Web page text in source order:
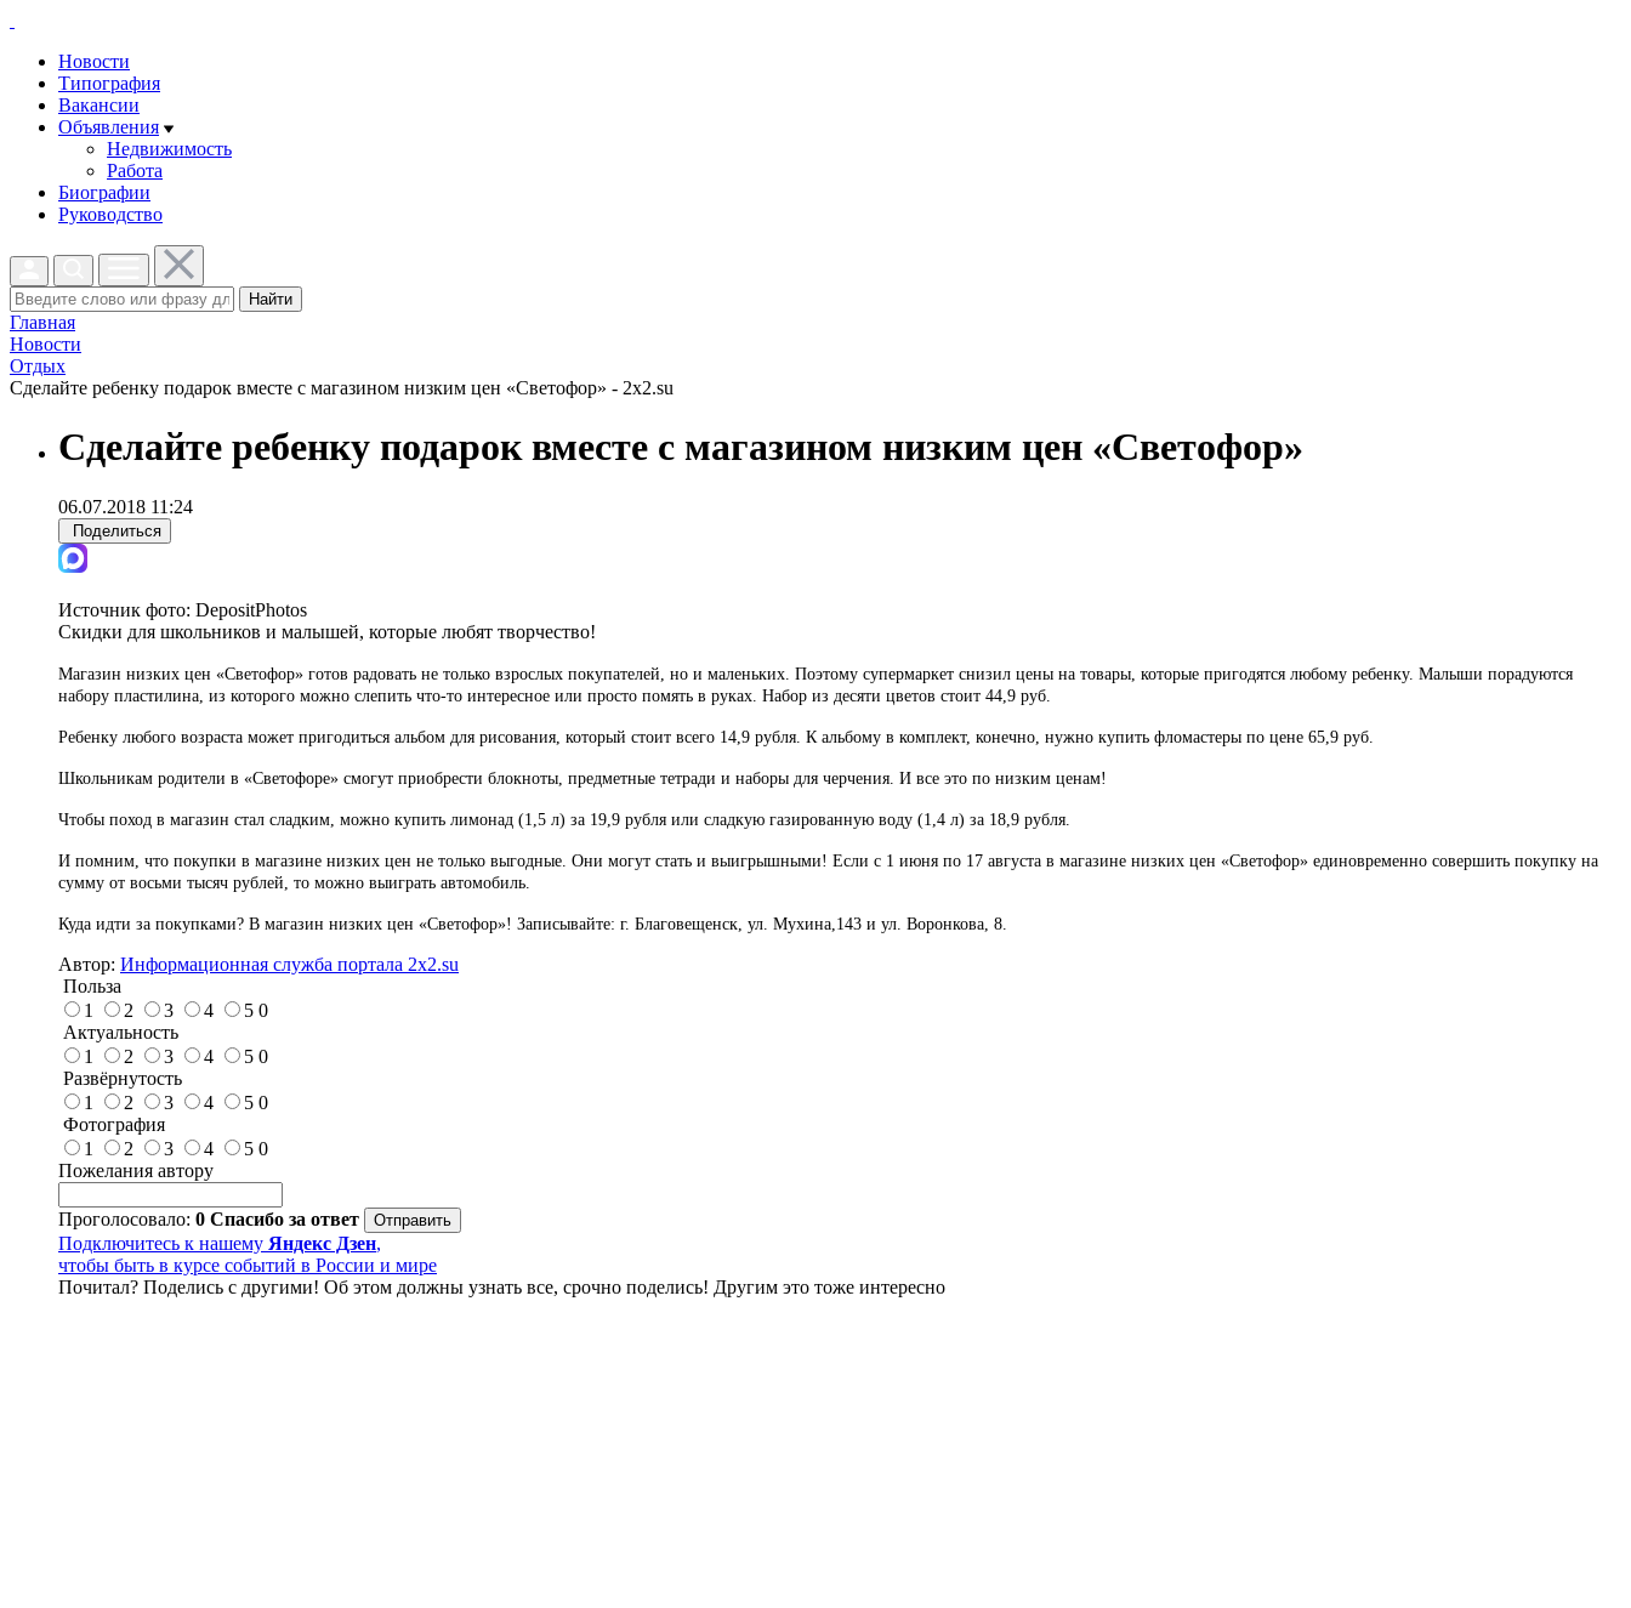
Новости
Типография
Вакансии
Объявления
Недвижимость
Работа
Биографии
Руководство
Найти
Главная
Новости
Отдых
Сделайте ребенку подарок вместе с магазином низким цен «Светофор» - 2x2.su
Сделайте ребенку подарок вместе с магазином низким цен «Светофор»
06.07.2018 11:24
Поделиться
Источник фото: DepositPhotos
Скидки для школьников и малышей, которые любят творчество!
Магазин низких цен «Светофор» готов радовать не только взрослых покупателей, но и маленьких. Поэтому супермаркет снизил цены на товары, которые пригодятся любому ребенку. Малыши порадуются
набору пластилина, из которого можно слепить что-то интересное или просто помять в руках. Набор из десяти цветов стоит 44,9 руб.
Ребенку любого возраста может пригодиться альбом для рисования, который стоит всего 14,9 рубля. К альбому в комплект, конечно, нужно купить фломастеры по цене 65,9 руб.
Школьникам родители в «Светофоре» смогут приобрести блокноты, предметные тетради и наборы для черчения. И все это по низким ценам!
Чтобы поход в магазин стал сладким, можно купить лимонад (1,5 л) за 19,9 рубля или сладкую газированную воду (1,4 л) за 18,9 рубля.
И помним, что покупки в магазине низких цен не только выгодные. Они могут стать и выигрышными! Если с 1 июня по 17 августа в магазине низких цен «Светофор» единовременно совершить покупку на
сумму от восьми тысяч рублей, то можно выиграть автомобиль.
Куда идти за покупками? В магазин низких цен «Светофор»! Записывайте: г. Благовещенск, ул. Мухина,143 и ул. Воронкова, 8.
Автор: Информационная служба портала 2x2.su
Польза
1
2 3 4 5 0
Актуальность
1
2 3 4 5 0
Развёрнутость
1
2 3 4 5 0
Фотография
1
2 3 4 5 0
Пожелания автору
Проголосовало: 0 Спасибо за ответ
Подключитесь к нашему Яндекс Дзен,
чтобы быть в курсе событий в России и мире
Почитал? Поделись с другими! Об этом должны узнать все, срочно поделись! Другим это тоже интересно